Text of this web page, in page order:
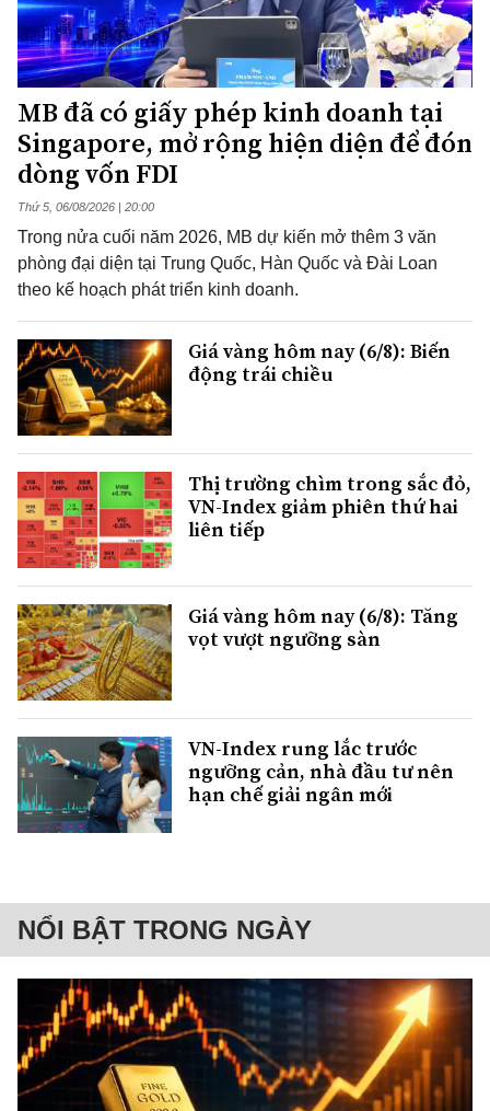
MB đã có giấy phép kinh doanh tại
Singapore, mở rộng hiện diện để đón
dòng vốn FDI
Thứ 5, 06/08/2026 | 20:00
Trong nửa cuối năm 2026, MB dự kiến mở thêm 3 văn
phòng đại diện tại Trung Quốc, Hàn Quốc và Đài Loan
theo kế hoạch phát triển kinh doanh.
Giá vàng hôm nay (6/8): Biến
động trái chiều
Thị trường chìm trong sắc đỏ,
VN-Index giảm phiên thứ hai
liên tiếp
Giá vàng hôm nay (6/8): Tăng
vọt vượt ngưỡng sàn
VN-Index rung lắc trước
ngưỡng cản, nhà đầu tư nên
hạn chế giải ngân mới
NỔI BẬT TRONG NGÀY